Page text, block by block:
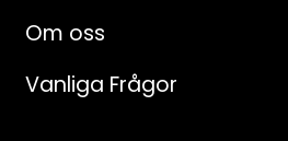
Om oss
Vanliga Frågor